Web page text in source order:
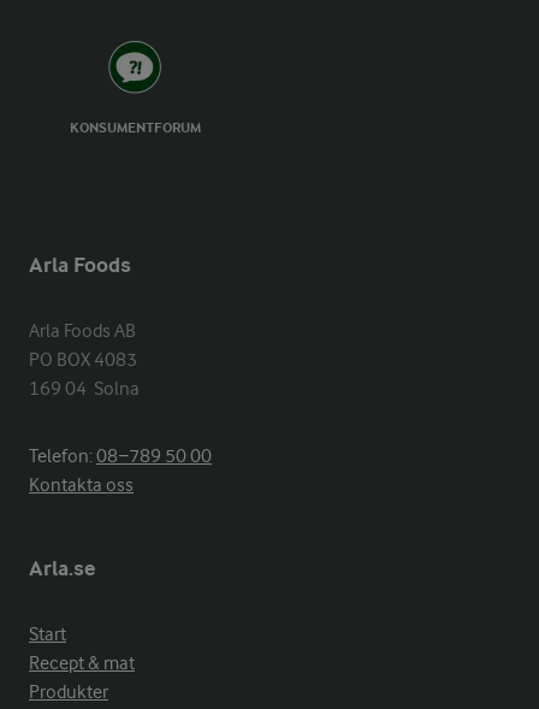
KONSUMENTFORUM
Arla Foods
Arla Foods AB
PO BOX 4083
169 04  Solna
Telefon:08−789 50 00
Kontakta oss
Arla.se
Start
Recept & mat
Produkter